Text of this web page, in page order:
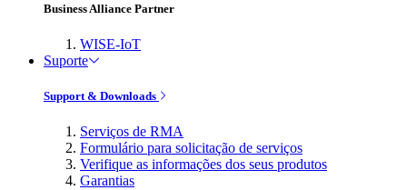
Business Alliance Partner
WISE-IoT
Suporte
Support & Downloads
Serviços de RMA
Formulário para solicitação de serviços
Verifique as informações dos seus produtos
Garantias